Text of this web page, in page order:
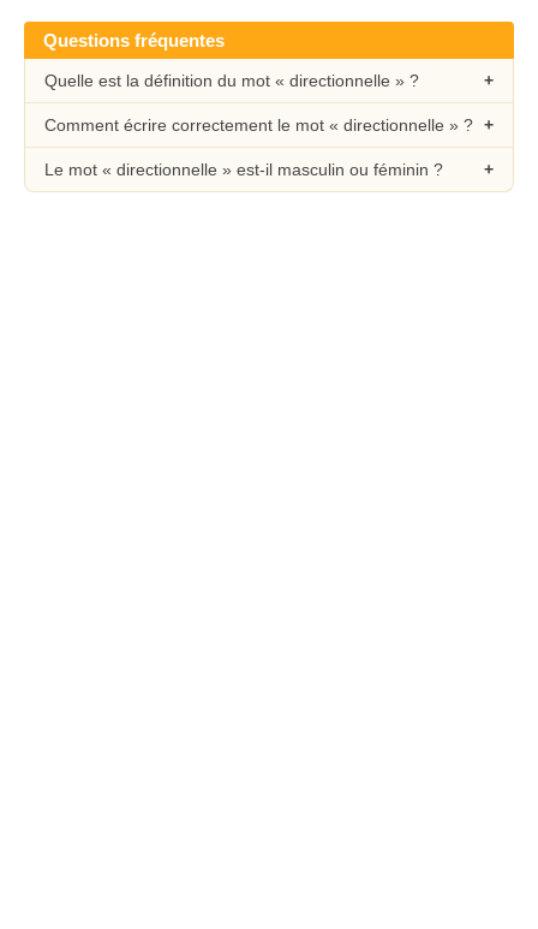
Questions fréquentes
Quelle est la définition du mot « directionnelle » ?
Comment écrire correctement le mot « directionnelle » ?
Le mot « directionnelle » est-il masculin ou féminin ?